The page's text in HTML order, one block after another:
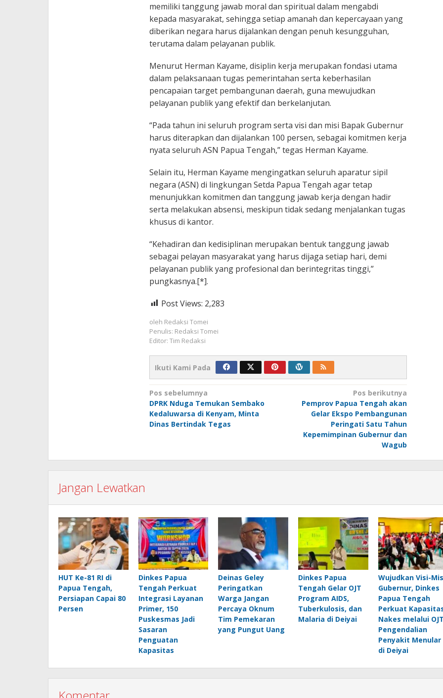
memiliki tanggung jawab moral dan spiritual dalam mengabdi
kepada masyarakat, sehingga setiap amanah dan kepercayaan yang
diberikan negara harus dijalankan dengan penuh kesungguhan,
terutama dalam pelayanan publik.
Menurut Herman Kayame, disiplin kerja merupakan fondasi utama
dalam pelaksanaan tugas pemerintahan serta keberhasilan
pencapaian target pembangunan daerah, guna mewujudkan
pelayanan publik yang efektif dan berkelanjutan.
“Pada tahun ini seluruh program serta visi dan misi Bapak Gubernur
harus diterapkan dan dijalankan 100 persen, sebagai komitmen kerja
nyata seluruh ASN Papua Tengah,” tegas Herman Kayame.
Selain itu, Herman Kayame mengingatkan seluruh aparatur sipil
negara (ASN) di lingkungan Setda Papua Tengah agar tetap
menunjukkan komitmen dan tanggung jawab kerja dengan hadir
serta melakukan absensi, meskipun tidak sedang menjalankan tugas
khusus di kantor.
“Kehadiran dan kedisiplinan merupakan bentuk tanggung jawab
sebagai pelayan masyarakat yang harus dijaga setiap hari, demi
pelayanan publik yang profesional dan berintegritas tinggi,”
pungkasnya.[*].
Post Views: 2,283
oleh Redaksi Tomei
Penulis: Redaksi Tomei
Editor: Tim Redaksi
Ikuti Kami Pada
Navigasi
pos
Pos sebelumnya
DPRK Nduga Temukan Sembako
Kedaluwarsa di Kenyam, Minta
Dinas Bertindak Tegas
Pos berikutnya
Pemprov Papua Tengah akan
Gelar Ekspo Pembangunan
Peringati Satu Tahun
Kepemimpinan Gubernur dan
Wagub
Jangan Lewatkan
HUT Ke-81 RI di
Papua Tengah,
Persiapan Capai 80
Persen
Dinkes Papua
Tengah Perkuat
Integrasi Layanan
Primer, 150
Puskesmas Jadi
Sasaran
Penguatan
Kapasitas
Deinas Geley
Peringatkan
Warga Jangan
Percaya Oknum
Tim Pemekaran
yang Pungut Uang
Dinkes Papua
Tengah Gelar OJT
Program AIDS,
Tuberkulosis, dan
Malaria di Deiyai
Wujudkan Visi-
Gubernur, Dinkes
Papua Tengah
Perkuat
Nakes melalui
Pengendalian
Penyakit Menular
di Deiyai